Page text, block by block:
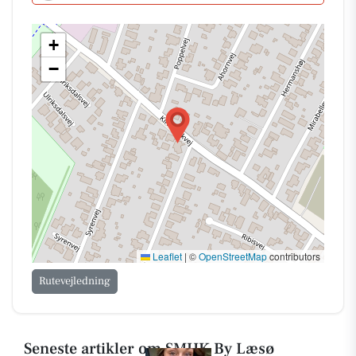
+
−
Leaflet | ©OpenStreetMapcontributors
Rutevejledning
Seneste artikler om SMUK By Læsø